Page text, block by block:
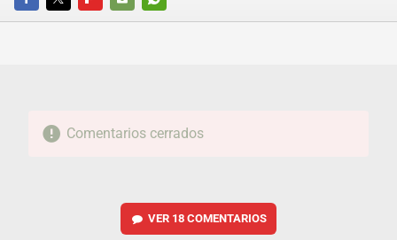
FACEBOOKTWITTERFLIPBOARD
E-
WHATSAPP
Comentarios cerrados
VER 18 COMENTARIOS